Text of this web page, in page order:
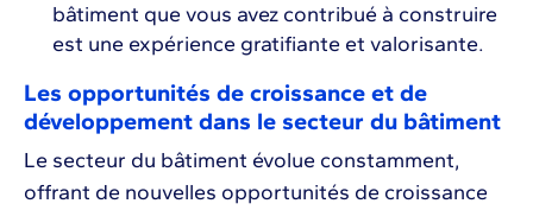
bâtiment que vous avez contribué à construire
est une expérience gratifiante et valorisante.
Les opportunités de croissance et de
développement dans le secteur du bâtiment
Le secteur du bâtiment évolue constamment,
offrant de nouvelles opportunités de croissance